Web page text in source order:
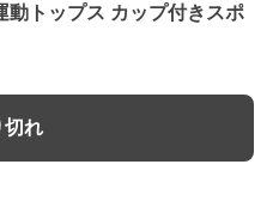
動トップス カップ付きスポ
切れ